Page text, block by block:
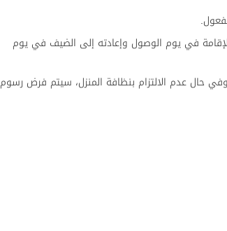
في يوم الوصول وإعادته إلى الضيف في يوم
حال عدم الالتزام بنظافة المنزل، سيتم فرض رسوم